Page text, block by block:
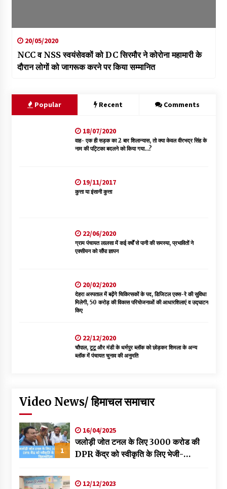
20/05/2020
NCC व NSS स्वयंसेवकों को DC सिरमौर ने कोरोना महामारी के
दौरान लोगों को जागरूक करने पर किया सम्मानित
Popular Recent Comments
18/07/2020
वाह- एक ही सड़क का 2 बार शिलान्यास, तो क्या केवल वीरभद्र सिंह के
नाम की पट्टिका बदलने को किया गया…?
19/11/2017
कुत्ता या इंसानी कुत्ता
22/06/2020
ग्राम पंचायत लालसा में कई वर्षों से पानी की समस्या, प्रभावितों ने
एक्सीयन को सौंपा ज्ञापन
20/02/2020
देहरा अस्पताल में बढ़ेंगे चिकित्सकों के पद, डिजिटल एक्स-रे की सुविधा
मिलेगी, 50 करोड़ की विकास परियोजनाओं की आधारशिलाएं व उद्घाटन
किए
22/12/2020
चौपाल, टूटू और मंडी के धर्मपुर ब्लॉक को छोड़कर शिमला के अन्य
ब्लॉक में पंचायत चुनाव की अनुमति
Video News/ हिमाचल समाचार
1
16/04/2025
जलोड़ी जोत टनल के लिए 3000 करोड की
DPR केंद्र को स्वीकृति के लिए भेजी-
12/12/2023